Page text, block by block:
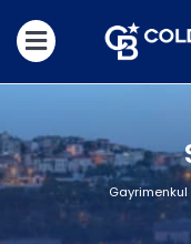
Gayrimenkul